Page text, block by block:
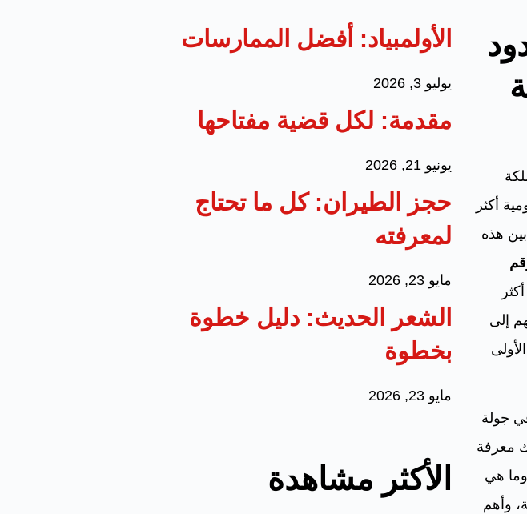
أكثر
هذه
إلى
جولة
معرفة
هي
وأهم
الأولمبياد: أفضل الممارسات
يوليو 3, 2026
مقدمة: لكل قضية مفتاحها
يونيو 21, 2026
حجز الطيران: كل ما تحتاج
لمعرفته
مايو 23, 2026
الشعر الحديث: دليل خطوة
بخطوة
مايو 23, 2026
الأكثر مشاهدة